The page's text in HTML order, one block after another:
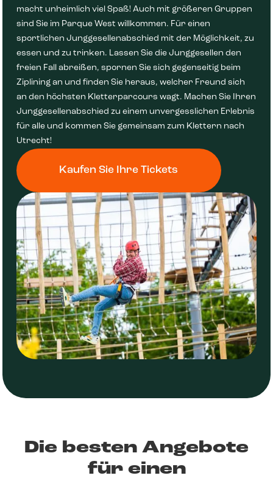
macht unheimlich viel Spaß! Auch mit größeren Gruppen
sind Sie im Parque West willkommen. Für einen
sportlichen Junggesellenabschied mit der Möglichkeit, zu
essen und zu trinken. Lassen Sie die Junggesellen den
freien Fall abreißen, spornen Sie sich gegenseitig beim
Ziplining an und finden Sie heraus, welcher Freund sich
an den höchsten Kletterparcours wagt. Machen Sie Ihren
Junggesellenabschied zu einem unvergesslichen Erlebnis
für alle und kommen Sie gemeinsam zum Klettern nach
Utrecht!
Kaufen Sie Ihre Tickets
Die besten Angebote
für einen